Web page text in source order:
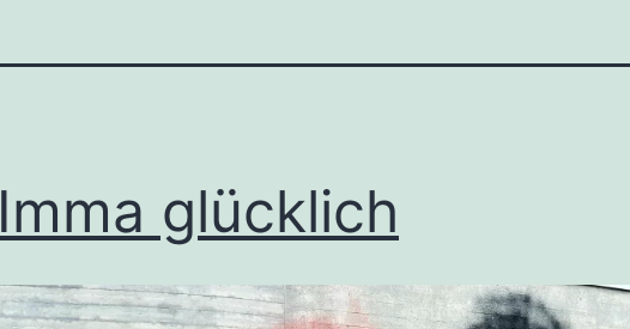
Imma glücklich